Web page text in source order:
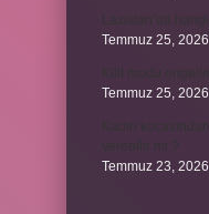
Temmuz 25, 2026
Temmuz 25, 2026
Temmuz 23, 2026